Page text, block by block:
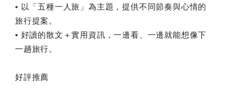
• 以「五種一人旅」為主題，提供不同節奏與心情的
旅行提案。
• 好讀的散文＋實用資訊，一邊看、一邊就能想像下
一趟旅行。
好評推薦